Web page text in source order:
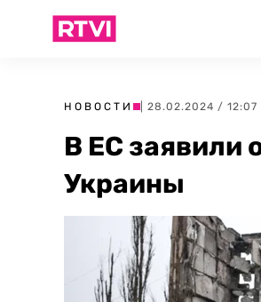
НОВОСТИ | 28.02.2024 / 12:07
В ЕС заявили
Украины